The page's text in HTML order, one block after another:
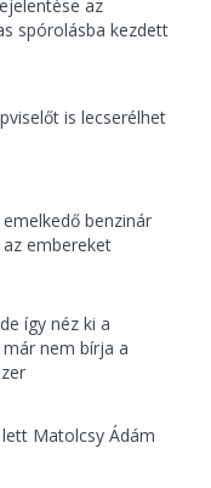
az
spórolásba kezdett
is lecserélhet
benzinár
embereket
így néz ki a
nem bírja a
Matolcsy Ádám